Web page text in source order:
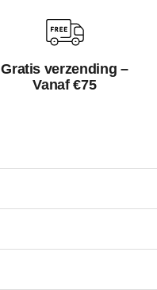
Gratis verzending –
Vanaf €75